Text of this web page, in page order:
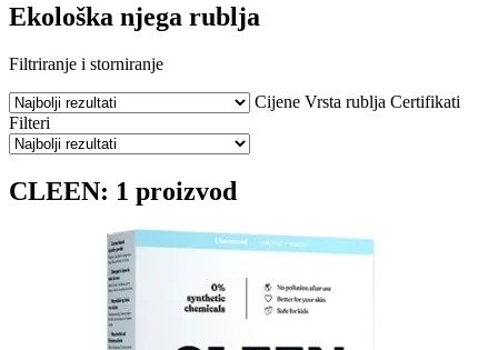
Ekološka njega rublja
Filtriranje i storniranje
Cijene Vrsta rublja Certifikati
Filteri
CLEEN: 1 proizvod